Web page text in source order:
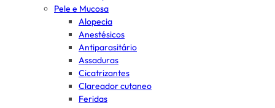
Pele e Mucosa
Alopecia
Anestésicos
Antiparasitário
Assaduras
Cicatrizantes
Clareador cutaneo
Feridas